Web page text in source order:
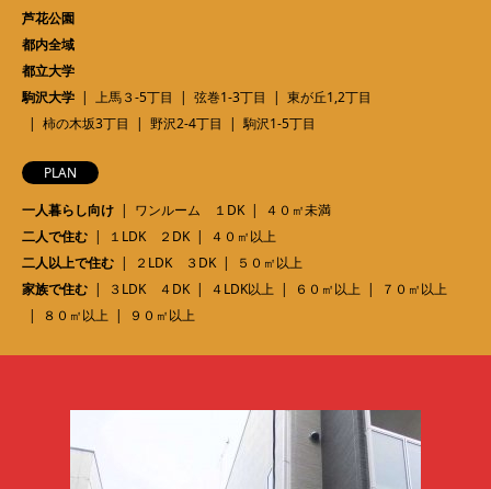
芦花公園
都内全域
都立大学
駒沢大学
上馬３-5丁目 弦巻1-3丁目
東が丘1,2丁目
柿の木坂3丁目
野沢2-4丁目 駒沢1-5丁目
PLAN
一人暮らし向け
ワンルーム １DK
４０㎡未満
二人で住む
１LDK ２DK
４０㎡以上
二人以上で住む
２LDK ３DK
５０㎡以上
家族で住む
３LDK ４DK ４LDK以上 ６０㎡以上
７０㎡以上
８０㎡以上
９０㎡以上